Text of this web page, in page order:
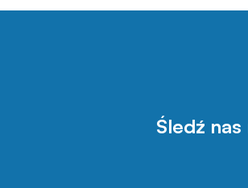
Śledź nas